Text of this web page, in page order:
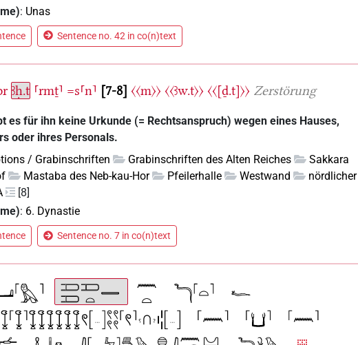
: Unas
Sentence no. 42 in co(n)text
ꜣḥ.t ⸢rmṯ⸣ =s⸢n⸣ 7-8 〈〈m〉〉 〈〈ꜣw.t〉〉 〈〈[ḏ.t]〉〉 Zerstörung
es für ihn keine Urkunde (= Rechtsanspruch) wegen eines Hauses,
oder ihres Personals.
/ Grabinschriften
Grabinschriften des Alten Reiches
Sakkara
Mastaba des Neb-kau-Hor Pfeilerhalle Westwand
nördlicher
[8]
: 6. Dynastie
Sentence no. 7 in co(n)text